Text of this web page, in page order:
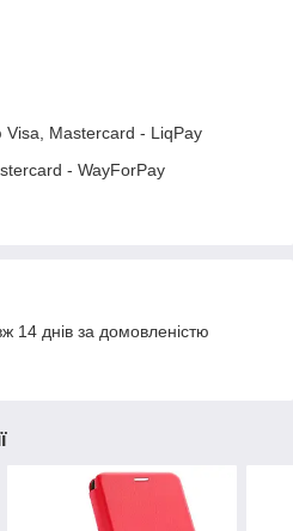
Mastercard - LiqPay
- WayForPay
14 днів за домовленістю